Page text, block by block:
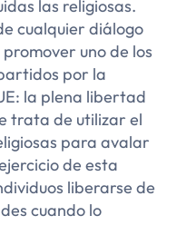
las religiosas.
cualquier diálogo
uno de los
por la
la plena libertad
trata de utilizar el
para avalar
de esta
liberarse de
cuando lo